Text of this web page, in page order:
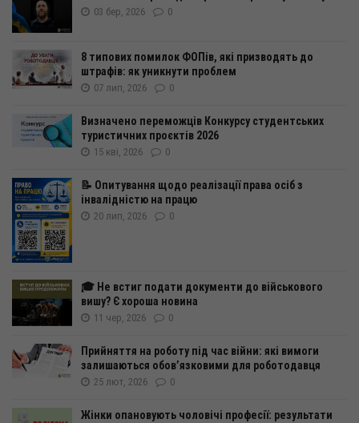
03 бер, 2026 0
8 типових помилок ФОПів, які призводять до
штрафів: як уникнути проблем
07 лип, 2026 0
Визначено переможців Конкурсу студентських
туристичних проєктів 2026
15 кві, 2026 0
📝 Опитування щодо реалізації права осіб з
інвалідністю на працю
20 лип, 2026 0
🎓 Не встиг подати документи до військового
вишу? Є хороша новина
11 чер, 2026 0
Прийняття на роботу під час війни: які вимоги
залишаються обов’язковими для роботодавця
25 лют, 2026 0
Жінки опановують чоловічі професії: результати